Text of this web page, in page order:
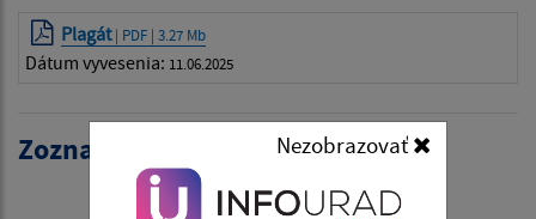
Plagát| PDF | 3.27 Mb
Dátum vyvesenia: 11.06.2025
Zoznam aktualít: Nezobrazovať